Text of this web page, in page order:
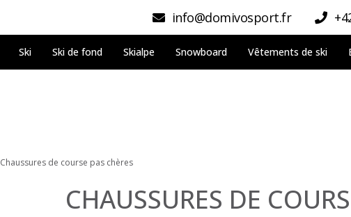
info@domivosport.fr
Ski Ski de fond Skialpe Snowboard Vêtements de ski
Chaussures de course pas chères
CHAUSSURES DE